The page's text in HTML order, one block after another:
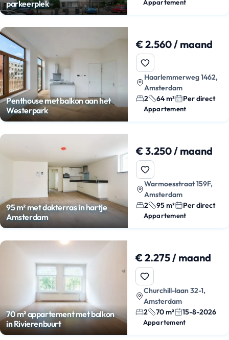
parkeerplek
Appartement
Penthouse met balkon aan het
Westerpark
€ 2.560 / maand
Haarlemmerweg 1462,
Amsterdam
2
64 m² Per direct
Appartement
95 m² met dakterras in hartje
Amsterdam
€ 3.250 / maand
Warmoesstraat 159F,
Amsterdam
2
95 m² Per direct
Appartement
70 m² appartement met balkon
in Rivierenbuurt
€ 2.275 / maand
Churchill-laan 32-1,
Amsterdam
2
70 m² 15-8-2026
Appartement